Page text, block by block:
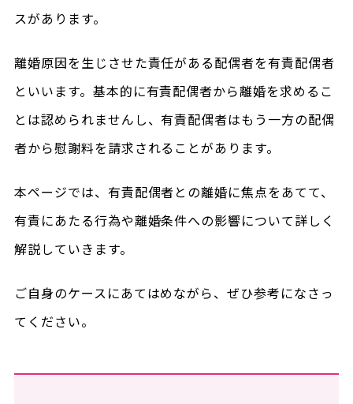
スがあります。
離婚原因を生じさせた責任がある配偶者を有責配偶者
といいます。基本的に有責配偶者から離婚を求めるこ
とは認められませんし、有責配偶者はもう一方の配偶
者から慰謝料を請求されることがあります。
本ページでは、有責配偶者との離婚に焦点をあてて、
有責にあたる行為や離婚条件への影響について詳しく
解説していきます。
ご自身のケースにあてはめながら、ぜひ参考になさっ
てください。